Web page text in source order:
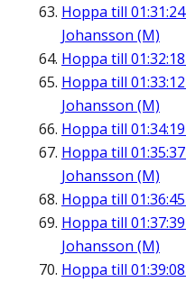
Hoppa till 01:31:24
Johansson (M)
Hoppa till 01:32:18
Hoppa till 01:33:12
Johansson (M)
Hoppa till 01:34:19
Hoppa till 01:35:37
Johansson (M)
Hoppa till 01:36:45
Hoppa till 01:37:39
Johansson (M)
Hoppa till 01:39:08